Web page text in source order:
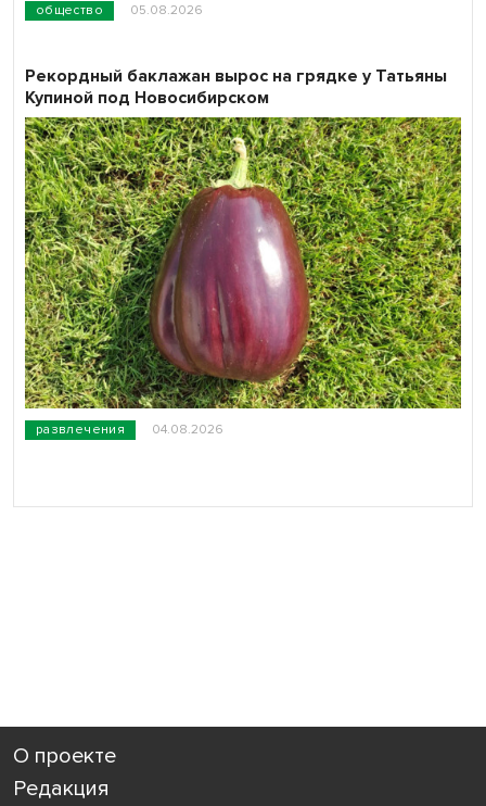
общество 05.08.2026
развлечения 04.08.2026
Рекордный баклажан вырос на грядке у Татьяны
Купиной под Новосибирском
О проекте
Редакция